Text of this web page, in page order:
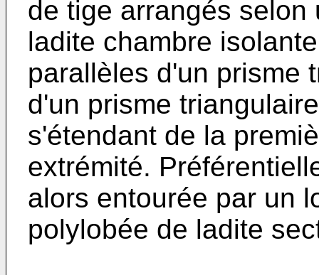
de tige arrangés
ladite chambre
parallèles d'un prisme
d'un prisme
s'étendant de la
extrémité.
alors entourée par un
polylobée de ladite